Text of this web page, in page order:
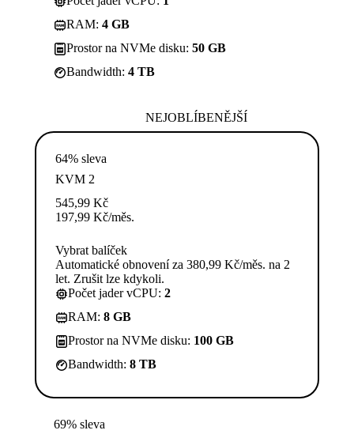
RAM: 4 GB
Prostor na NVMe disku: 50 GB
Bandwidth: 4 TB
NEJOBLÍBENĚJŠÍ
64% sleva
KVM 2
545,99 Kč
197,99 Kč/měs.
Vybrat balíček
Automatické obnovení za 380,99 Kč/měs. na 2
let. Zrušit lze kdykoli.
Počet jader vCPU: 2
RAM: 8 GB
Prostor na NVMe disku: 100 GB
Bandwidth: 8 TB
69% sleva